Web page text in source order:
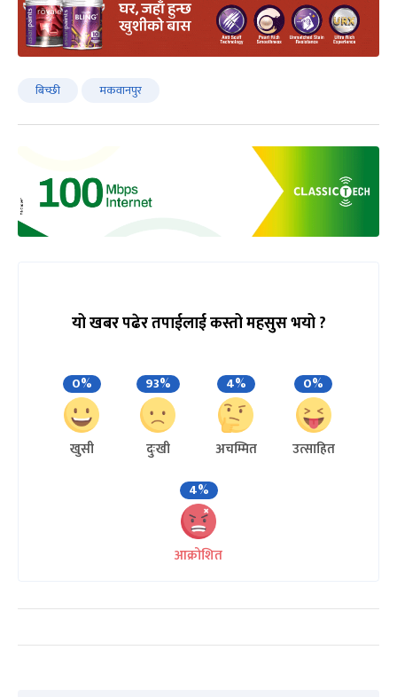
बिच्छी मकवानपुर
यो खबर पढेर तपाईलाई कस्तो महसुस भयो ?
0%
खुसी
93%
दुःखी
4%
अचम्मित
0%
उत्साहित
4%
आक्रोशित